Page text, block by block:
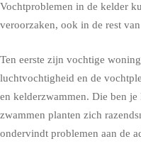
Vochtproblemen in de kelder
veroorzaken, ook in de rest
Ten eerste zijn vochtige
luchtvochtigheid en de
en kelderzwammen. Die ben
zwammen planten zich
ondervindt problemen aan de